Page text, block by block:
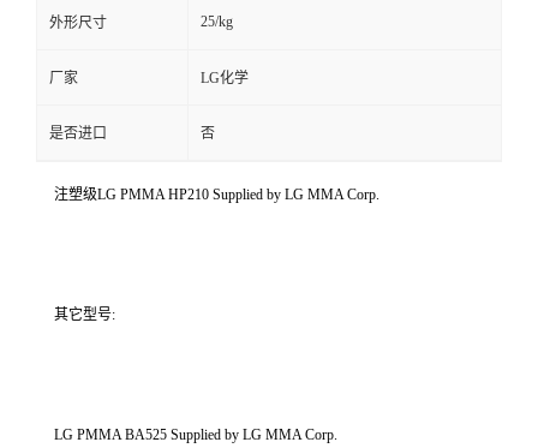
外形尺寸 25/kg
厂家 LG化学
是否进口 否
注塑级LG PMMA HP210 Supplied by LG MMA Corp.
其它型号:
LG PMMA BA525 Supplied by LG MMA Corp.